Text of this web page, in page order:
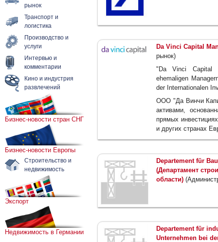
рынок
Транспорт и
логистика
Производство и
услуги
Интервью и
комментарии
Кино и индустрия
развлечений
Бизнес-новости стран СНГ
Бизнес-новости Европы
Строительство и
недвижимость
Экспорт
Недвижимость в Германии
Da Vinci Capital
рынок)
"Da Vinci Capital
ehemaligen
der Internationalen
ООО "Да Винчи
активами,
прямых
и других странах
Departement für
(Департамент
области)
Departement für
Unternehmen bei